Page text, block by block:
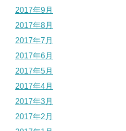
2017年9月
2017年8月
2017年7月
2017年6月
2017年5月
2017年4月
2017年3月
2017年2月